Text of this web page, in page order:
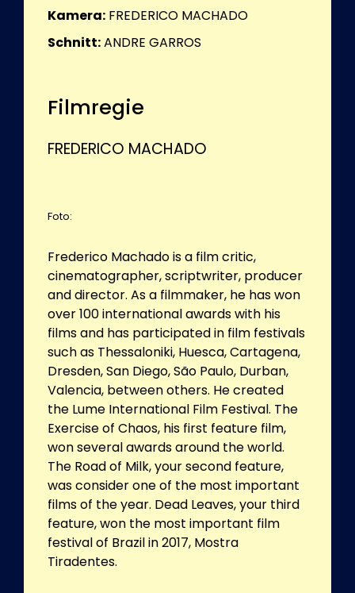
Kamera: FREDERICO MACHADO
Schnitt:ANDRE GARROS
Filmregie
FREDERICO MACHADO
Foto:
Frederico Machado is a film critic,
cinematographer, scriptwriter, producer
and director. As a filmmaker, he has won
over 100 international awards with his
films and has participated in film festivals
such as Thessaloniki, Huesca, Cartagena,
Dresden, San Diego, São Paulo, Durban,
Valencia, between others. He created
the Lume International Film Festival. The
Exercise of Chaos, his first feature film,
won several awards around the world.
The Road of Milk, your second feature,
was consider one of the most important
films of the year. Dead Leaves, your third
feature, won the most important film
festival of Brazil in 2017, Mostra
Tiradentes.